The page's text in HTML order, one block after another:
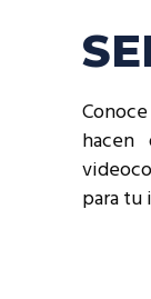
hacen
para